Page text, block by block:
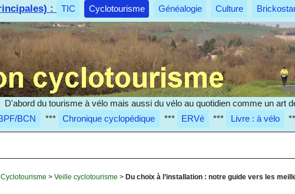
: TIC Cyclotourisme Généalogie Culture
D'abord du tourisme à vélo mais aussi du vélo au quotidien comme un art
BCN *** Chronique cyclopédique *** ERVé *** Livre : à vélo
Cyclotourisme >Veille cyclotourisme > Du choix à l’installation : notre guide vers les